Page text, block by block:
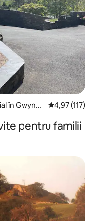
în Gwyned
Scor mediu
4,97 (117)
pentru familii